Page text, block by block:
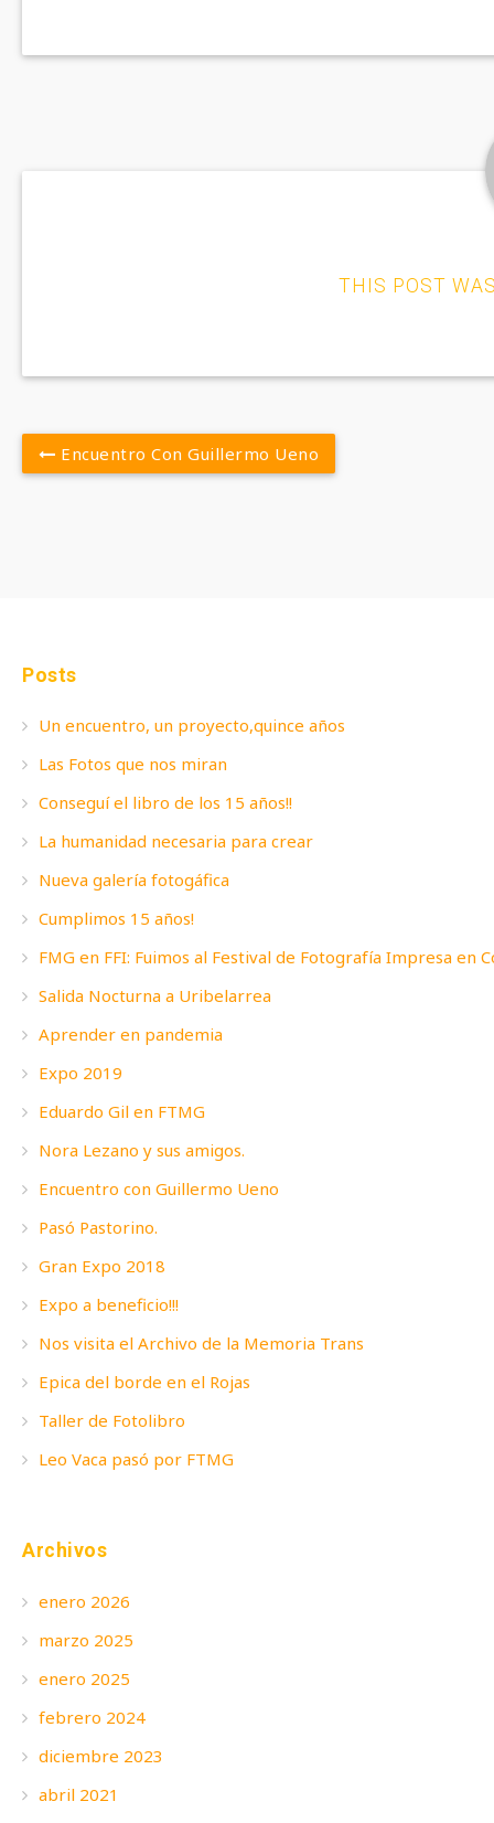
THIS POST
PostEncuentro Con Guillermo Ueno
Posts
Un encuentro, un proyecto,quince años
Las Fotos que nos miran
Conseguí el libro de los 15 años!!
La humanidad necesaria para crear
Nueva galería fotogáfica
Cumplimos 15 años!
FMG en FFI: Fuimos al Festival de Fotografía Impresa en
Salida Nocturna a Uribelarrea
Aprender en pandemia
Expo 2019
Eduardo Gil en FTMG
Nora Lezano y sus amigos.
Encuentro con Guillermo Ueno
Pasó Pastorino.
Gran Expo 2018
Expo a beneficio!!!
Nos visita el Archivo de la Memoria Trans
Epica del borde en el Rojas
Taller de Fotolibro
Leo Vaca pasó por FTMG
Archivos
enero 2026
marzo 2025
enero 2025
febrero 2024
diciembre 2023
abril 2021